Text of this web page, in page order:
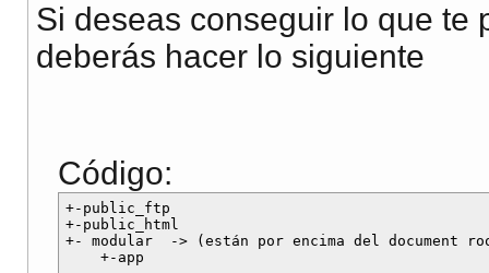
Si deseas conseguir lo que te
deberás hacer lo siguiente
Código:
+-public_ftp
+-public_html
+- modular  -> (están por encima del document
    +-app